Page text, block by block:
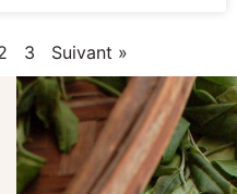
3 Suivant »